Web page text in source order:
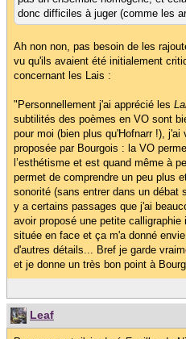
donc difficiles à juger (comme les
Ah non non, pas besoin de les
vu qu'ils avaient été initialement
concernant les Lais :
"Personnellement j'ai apprécié les
subtilités des poèmes en VO sont
pour moi (bien plus qu'Hofnarr !),
proposée par Bourgois : la VO
l’esthétisme et est quand même à
permet de comprendre un peu plus
sonorité (sans entrer dans un débat
y a certains passages que j'ai
avoir proposé une petite
située en face et ça m'a donné
d'autres détails... Bref je garde
et je donne un très bon point à
Leaf